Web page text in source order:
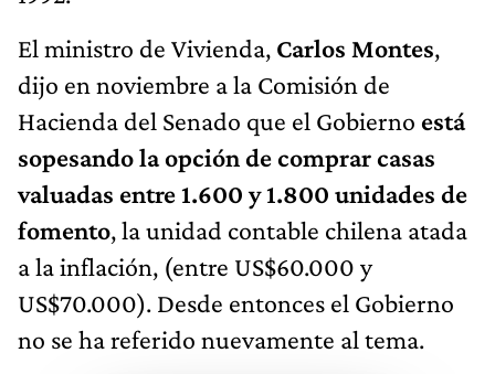
El ministro de Vivienda, Carlos Montes,
dijo en noviembre a la Comisión de
Hacienda del Senado que el Gobierno está
sopesando la opción de comprar casas
valuadas entre 1.600 y 1.800 unidades de
fomento, la unidad contable chilena atada
a la inflación, (entre US$60.000 y
US$70.000). Desde entonces el Gobierno
no se ha referido nuevamente al tema.